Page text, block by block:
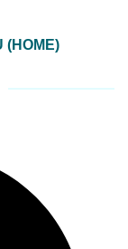
(HOME)